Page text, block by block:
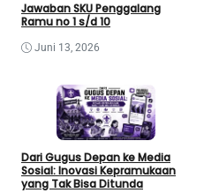
Jawaban SKU Penggalang
Ramu no 1 s/d 10
Juni 13, 2026
Dari Gugus Depan ke Media
Sosial: Inovasi Kepramukaan
yang Tak Bisa Ditunda